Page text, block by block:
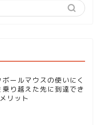
ボールマウスの使いにく
乗り越えた先に到達でき
リット